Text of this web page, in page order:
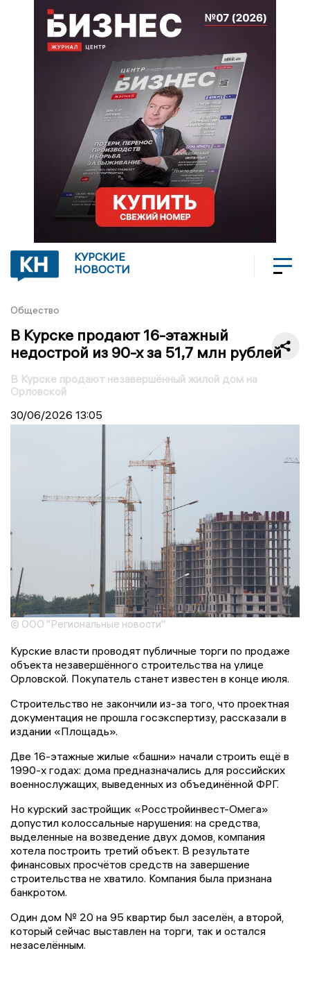
КУРСКИЕ
НОВОСТИ
Общество
В Курске продают 16-этажный
недострой из 90-х за 51,7 млн рублей
В Курске продают незавершённый жилой дом на
Орловской
30/06/2026 13:05
© ООО "Региональные новости"
Курские власти проводят публичные торги по продаже
объекта незавершённого строительства на улице
Орловской. Покупатель станет известен в конце июля.
Строительство не закончили из-за того, что проектная
документация не прошла госэкспертизу, рассказали в
издании «Площадь».
Две 16-этажные жилые «башни» начали строить ещё в
1990-х годах: дома предназначались для российских
военнослужащих, выведенных из объединённой ФРГ.
Но курский застройщик «Росстройинвест-Омега»
допустил колоссальные нарушения: на средства,
выделенные на возведение двух домов, компания
хотела построить третий объект. В результате
финансовых просчётов средств на завершение
строительства не хватило. Компания была признана
банкротом.
Один дом № 20 на 95 квартир был заселён, а второй,
который сейчас выставлен на торги, так и остался
незаселённым.